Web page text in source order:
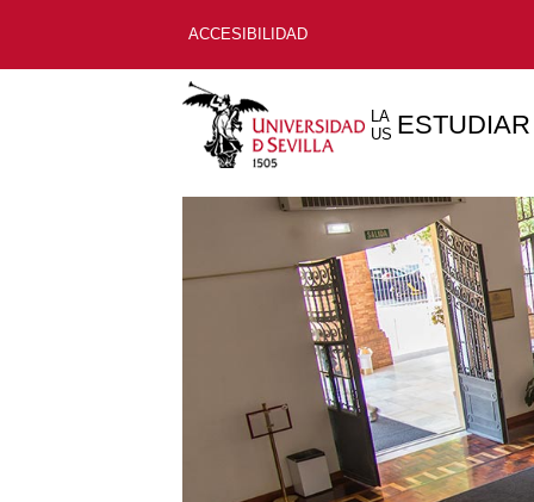
ACCESIBILIDAD
LA
US ESTUDIAR